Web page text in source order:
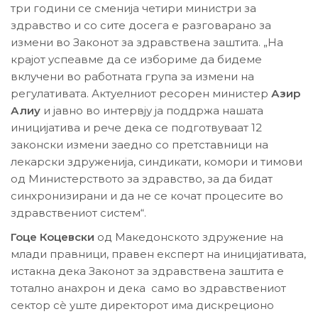
три години се сменија четири министри за
здравство и со сите досега е разговарано за
измени во Законот за здравствена заштита. „На
крајот успеавме да се избориме да бидеме
вклучени во работната група за измени на
регулативата. Актуелниот ресорен министер Азир
Алиу и јавно во интервју ја поддржа нашата
иницијатива и рече дека се подготвуваат 12
законски измени заедно со претставници на
лекарски здруженија, синдикати, комори и тимови
од Министерството за здравство, за да бидат
синхронизирани и да не се кочат процесите во
здравствениот систем“.
Гоце Коцевски од Македонското здружение на
млади правници, правен експерт на иницијативата,
истакна дека Законот за здравствена заштита е
тотално анахрон и дека само во здравствениот
сектор сѐ уште директорот има дискреционо